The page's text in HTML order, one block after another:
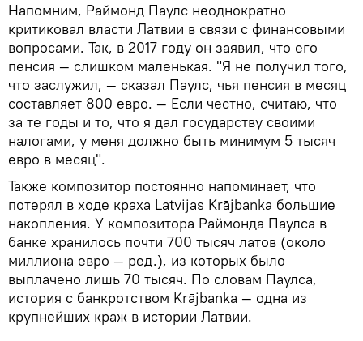
Напомним, Раймонд Паулс неоднократно
критиковал власти Латвии в связи с финансовыми
вопросами. Так, в 2017 году он заявил, что его
пенсия — слишком маленькая. "Я не получил того,
что заслужил, — сказал Паулс, чья пенсия в месяц
составляет 800 евро. — Если честно, считаю, что
за те годы и то, что я дал государству своими
налогами, у меня должно быть минимум 5 тысяч
евро в месяц".
Также композитор постоянно напоминает, что
потерял в ходе краха Latvijas Krājbanka большие
накопления. У композитора Раймонда Паулса в
банке хранилось почти 700 тысяч латов (около
миллиона евро — ред.), из которых было
выплачено лишь 70 тысяч. По словам Паулса,
история с банкротством Krājbanka — одна из
крупнейших краж в истории Латвии.